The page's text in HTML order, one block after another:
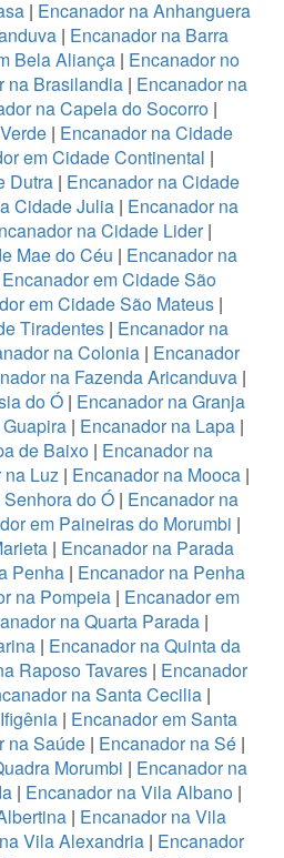
| Encanador na Anhanguera
| Encanador na Barra
Bela Aliança | Encanador no
na Brasilandia | Encanador na
na Capela do Socorro |
| Encanador na Cidade
em Cidade Continental |
Dutra | Encanador na Cidade
Cidade Julia | Encanador na
na Cidade Lider|
Mae do Céu | Encanador na
Encanador em Cidade São
em Cidade São Mateus |
Tiradentes | Encanador na
na Colonia | Encanador
na Fazenda Aricanduva|
do Ó| Encanador na Granja
| Encanador na Lapa|
de Baixo | Encanador na
na Luz | Encanador na Mooca |
do Ó| Encanador na
em Paineiras do Morumbi |
| Encanador na Parada
Penha | Encanador na Penha
na Pompeia| Encanador em
na Quarta Parada |
| Encanador na Quinta da
Raposo Tavares | Encanador
na Santa Cecilia|
| Encanador em Santa
na Saúde| Encanador na Sé|
Morumbi | Encanador na
| Encanador na Vila Albano|
| Encanador na Vila
Vila Alexandria| Encanador